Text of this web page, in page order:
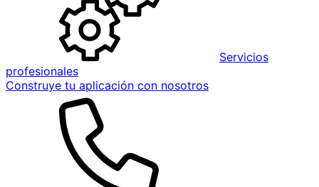
Servicios
profesionales
Construye tu aplicación con nosotros